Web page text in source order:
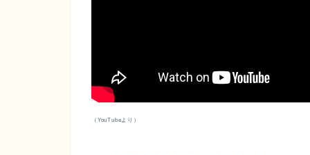
（YouTubeより）